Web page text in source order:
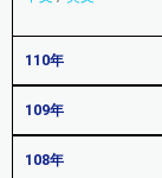
110年
109年
108年